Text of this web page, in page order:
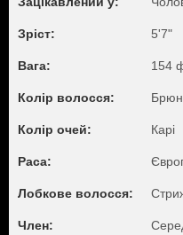
Зріст: 5'7"
Вага: 154
Колір волосся:
Колір очей: Карі
Раса:
Лобкове волосся:
Член: